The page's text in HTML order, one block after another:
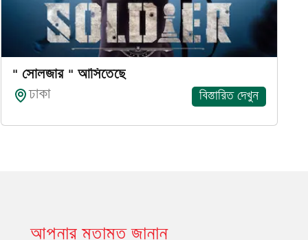
" সোলজার " আসিতেছে
ঢাকা
বিস্তারিত দেখুন
আপনার মতামত জানান